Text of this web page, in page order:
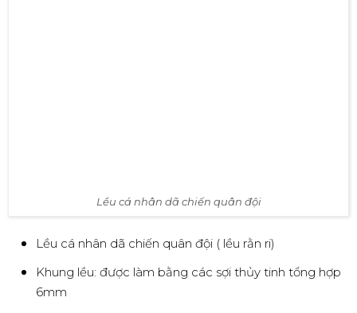
Lều cá nhân dã chiến quân đội ( lều rằn ri)